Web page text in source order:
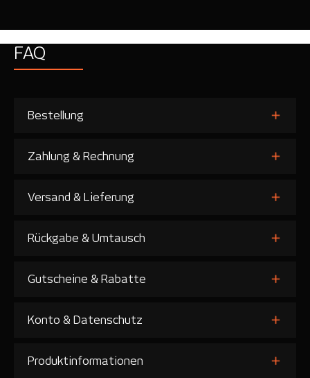
FAQ
Bestellung
Zahlung & Rechnung
Versand & Lieferung
Rückgabe & Umtausch
Gutscheine & Rabatte
Konto & Datenschutz
Produktinformationen